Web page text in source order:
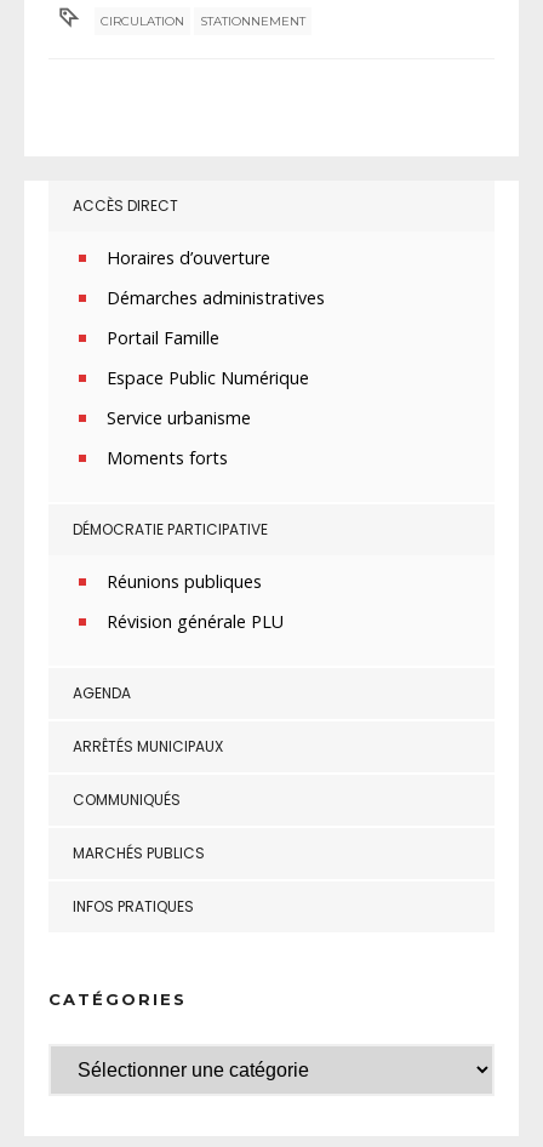
CIRCULATION STATIONNEMENT
ACCÈS DIRECT
Horaires d’ouverture
Démarches administratives
Portail Famille
Espace Public Numérique
Service urbanisme
Moments forts
DÉMOCRATIE PARTICIPATIVE
Réunions publiques
Révision générale PLU
AGENDA
ARRÊTÉS MUNICIPAUX
COMMUNIQUÉS
MARCHÉS PUBLICS
INFOS PRATIQUES
CATÉGORIES